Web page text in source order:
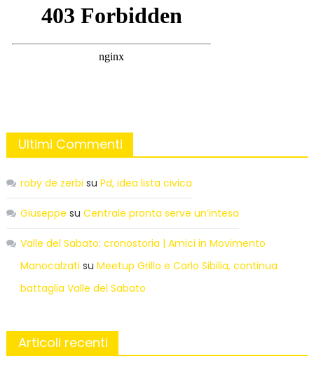
Ultimi Commenti
roby de zerbi su Pd, idea lista civica
Giuseppe su Centrale pronta serve un’intesa
Valle del Sabato: cronostoria | Amici in Movimento
Manocalzati su Meetup Grillo e Carlo Sibilia, continua
battaglia Valle del Sabato
Articoli recenti